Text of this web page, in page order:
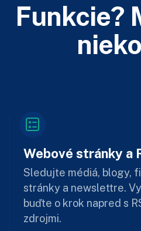
Funkcie?
Webové stránky a
Sledujte médiá, blogy,
stránky a newslettre.
buďte o krok napred s
zdrojmi.